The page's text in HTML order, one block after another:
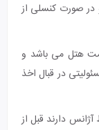
در صورت کنسلی از
هتل می باشد و
در قبال اخذ
دارند قبل از